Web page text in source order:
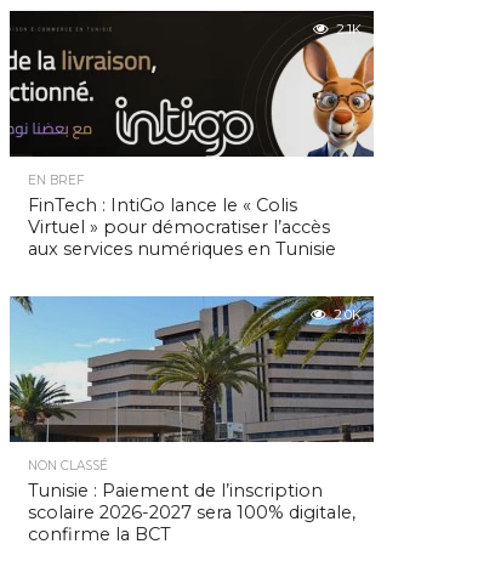
2.1K
EN BREF
FinTech : IntiGo lance le « Colis
Virtuel » pour démocratiser l’accès
aux services numériques en Tunisie
2.0K
NON CLASSÉ
Tunisie : Paiement de l’inscription
scolaire 2026-2027 sera 100% digitale,
confirme la BCT